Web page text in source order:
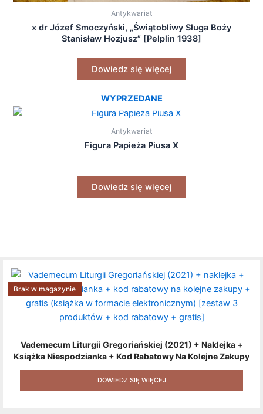
Antykwariat
x dr Józef Smoczyński, „Świątobliwy Sługa Boży
Stanisław Hozjusz” [Pelplin 1938]
Dowiedz się więcej
WYPRZEDANE
Antykwariat
Figura Papieża Piusa X
Dowiedz się więcej
Vademecum Liturgii Gregoriańskiej (2021) + Naklejka +
Książka Niespodzianka + Kod Rabatowy Na Kolejne Zakupy
+ Gratis (książka W Formacie Elektronicznym) [zestaw 3
Produktów + Kod Rabatowy + Gratis]
Brak w magazynie
DOWIEDZ SIĘ WIĘCEJ